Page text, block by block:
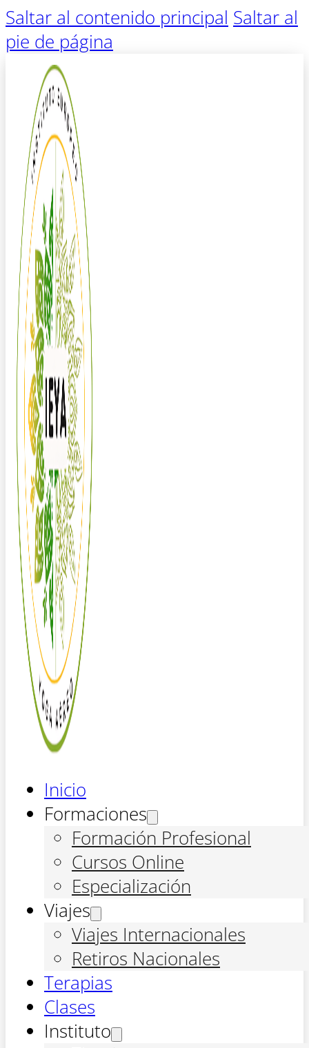
Saltar al contenido principal Saltar al
pie de página
Inicio
Formaciones
Formación Profesional
Cursos Online
Especialización
Viajes
Viajes Internacionales
Retiros Nacionales
Terapias
Clases
Instituto